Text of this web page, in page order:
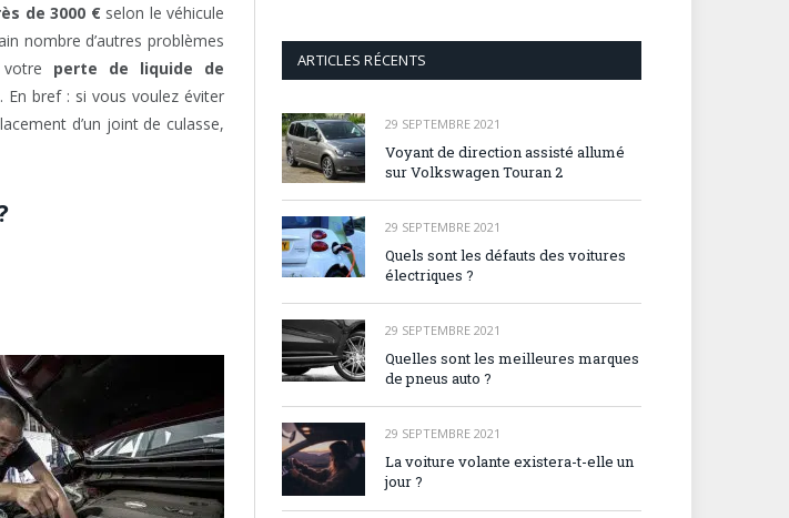
de 3000 €selon le véhicule
nombre d’autres problèmes
perte de liquide de
En bref : si vous voulez éviter
d’un joint de culasse,
ARTICLES RÉCENTS
29 SEPTEMBRE 2021
Voyant de direction assisté allumé
sur Volkswagen Touran 2
29 SEPTEMBRE 2021
Quels sont les défauts des voitures
électriques ?
29 SEPTEMBRE 2021
Quelles sont les meilleures marques
de pneus auto ?
29 SEPTEMBRE 2021
La voiture volante existera-t-elle un
jour ?